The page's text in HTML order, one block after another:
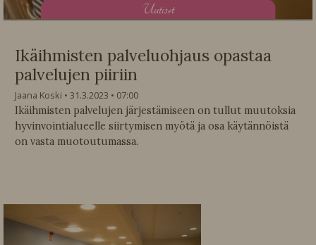
Uutiset
Ikäihmisten palveluohjaus opastaa
palvelujen piiriin
Jaana Koski 31.3.2023
07:00
Ikäihmisten palvelujen järjestämiseen on tullut muutoksia
hyvinvointialueelle siirtymisen myötä ja osa käytännöistä
on vasta muotoutumassa.